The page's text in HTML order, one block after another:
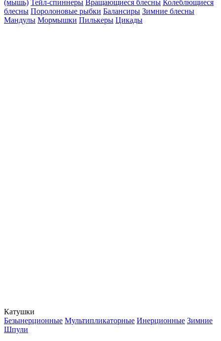
(мышь) Тейл-спиннеры Вращающиеся блесны Колеблющиеся
блесны Поролоновые рыбки Балансиры Зимние блесны
Мандулы Мормышки Пилькеры Цикады
Катушки
Безынерционные Мультипликаторные Инерционные Зимние
Шпули